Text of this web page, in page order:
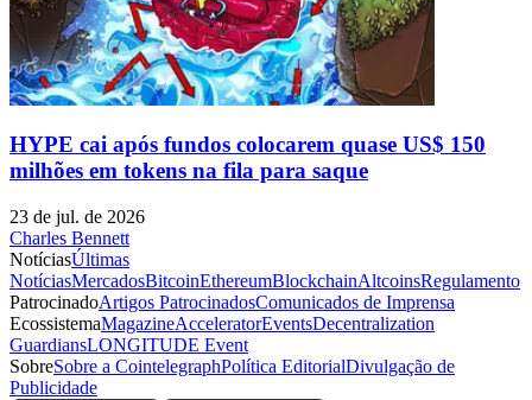
HYPE cai após fundos colocarem quase US$ 150
milhões em tokens na fila para saque
23 de jul. de 2026
Charles Bennett
NotíciasÚltimas
NotíciasMercadosBitcoinEthereumBlockchainAltcoinsRegulamento
PatrocinadoArtigos PatrocinadosComunicados de Imprensa
EcossistemaMagazineAcceleratorEventsDecentralization
GuardiansLONGITUDE Event
SobreSobre a CointelegraphPolítica EditorialDivulgação de
Publicidade